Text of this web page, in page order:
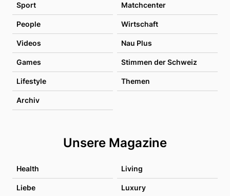
Sport Matchcenter
People Wirtschaft
Videos Nau Plus
Games Stimmen der Schweiz
Lifestyle Themen
Archiv
Unsere Magazine
Health Living
Liebe Luxury